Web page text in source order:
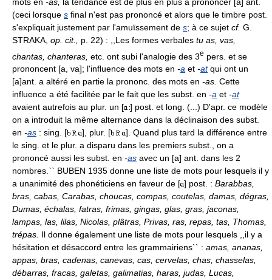
(ceci lorsque s final n'est pas prononcé et alors que le timbre post.
s'expliquait justement par l'amuïssement de s; à ce sujet cf. G.
STRAKA, op. cit., p. 22) : ,,Les formes verbales tu as, vas,
chantas, chanteras, etc. ont subi l'analogie des 3e pers. et se
prononcent [a, va]; l'influence des mots en -a et -atqui ont un
[a]ant. a altéré en partie la prononc. des mots en -as. Cette
influence a été facilitée par le fait que les subst. en -a et -at
avaient autrefois au plur. un [
] post. et long. (...) D'apr. ce modèle
on a introduit la même alternance dans la déclinaison des subst.
en -as : sing. [ ], plur. [
]. Quand plus tard la différence entre
le sing. et le plur. a disparu dans les premiers subst., on a
prononcé aussi les subst. en -as avec un [a] ant. dans les 2
nombres.`` BUBEN 1935 donne une liste de mots pour lesquels il y
a unanimité des phonéticiens en faveur de [ ] post. : Barabbas,
bras, cabas, Carabas, choucas, compas, coutelas, damas, dégras,
Dumas, échalas, fatras, frimas, gingas, glas, gras, jaconas,
lampas, las, lilas, Nicolas, plâtras, Privas, ras, repas, tas, Thomas,
trépas. Il donne également une liste de mots pour lesquels ,,il y a
hésitation et désaccord entre les grammairiens`` : amas, ananas,
appas, bras, cadenas, canevas, cas, cervelas, chas, chasselas,
débarras, fracas, galetas, galimatias, haras, judas, Lucas,